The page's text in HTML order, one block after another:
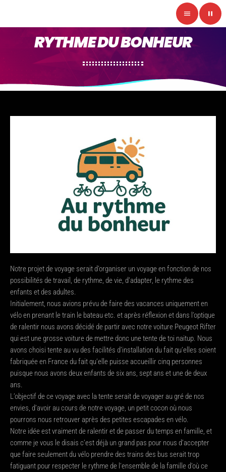
menu pause
RYTHME DU BONHEUR
Notre projet de voyage serait d’organiser un voyage en fonction de nos
possibilités de travail, de rythme, de vie, d’adapter, le rythme des
enfants et des adultes.
Initialement, nous avions prévu de faire des vacances uniquement en
vélo en prenant le train le bateau etc. et après réflexion et dans l’optique
de ralentir nous avons décidé de partir avec notre voiture Peugeot Rifter
qui est une grosse voiture de mettre donc une tente de toi naitup. Nous
avons choisi tente au vu des facilités d’installation du fait qu’elles soient
fabriquée en France du fait qu’elle puisse accueillir cinq personnes
puisque nous avons deux enfants de six ans, sept ans et une de deux
ans.
L’objectif de ce voyage avec la tente serait de voyager au gré de nos
envies, d’avoir au cours de notre voyage, un petit cocon où nous
pourrons nous retrouver après des petites escapades en vélo.
Notre idée est vraiment de ralentir et de passer du temps en famille, et
comme je vous le disais c’est déjà un grand pas pour nous d’accepter
que faire seulement du vélo prendre des trains des bus serait trop
fatiguant pour respecter le rythme de l’ensemble de la famille d’où ce